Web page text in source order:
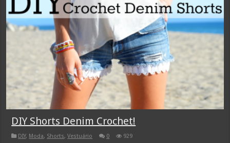
DIY Shorts Denim Crochet!
DIY, Moda, Shorts,Vestuário 0 929